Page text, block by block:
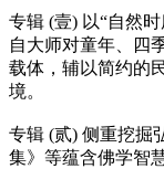
专辑 (壹) 以“自然
自大师对童年、四
载体，辅以简约的
境。
专辑 (贰) 侧重挖掘
集》等蕴含佛学智